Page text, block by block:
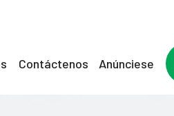
Contáctenos Anúnciese